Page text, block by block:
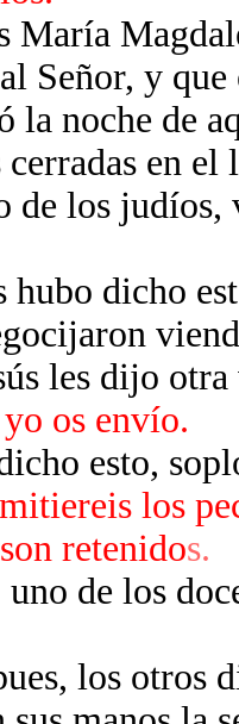
María
Señor, y
la noche de
cerradas en
de los judíos,
hubo dicho
les dijo otra
os envío.
esto,
los
retenidos.
uno de los
los otros